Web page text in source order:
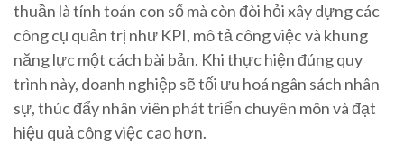
thuần là tính toán con số mà còn đòi hỏi xây dựng các
công cụ quản trị như KPI, mô tả công việc và khung
năng lực một cách bài bản. Khi thực hiện đúng quy
trình này, doanh nghiệp sẽ tối ưu hoá ngân sách nhân
sự, thúc đẩy nhân viên phát triển chuyên môn và đạt
hiệu quả công việc cao hơn.